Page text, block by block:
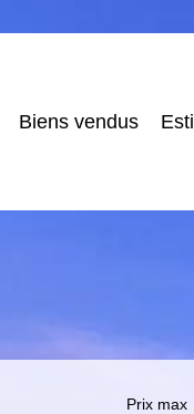
Biens vendus
Prix max